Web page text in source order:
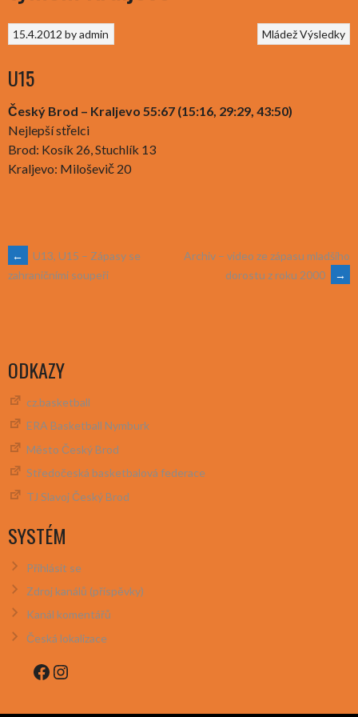
MládežVýsledky
15.4.2012 byadmin
U15
Český Brod – Kraljevo 55:67 (15:16, 29:29, 43:50)
Nejlepší střelci
Brod: Kosík 26, Stuchlík 13
Kraljevo: Miloševič 20
POST
←
U13, U15 – Zápasy se
zahraničními soupeři
Archiv – video ze zápasu mladšího
dorostu z roku 2000
→
ODKAZY
cz.basketball
ERA Basketball Nymburk
Město Český Brod
Středočeská basketbalová federace
TJ Slavoj Český Brod
SYSTÉM
Přihlásit se
Zdroj kanálů (příspěvky)
Kanál komentářů
Česká lokalizace
Facebook
Instagram